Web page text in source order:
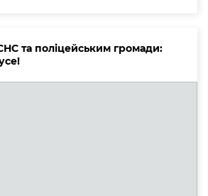
та поліцейським громади: